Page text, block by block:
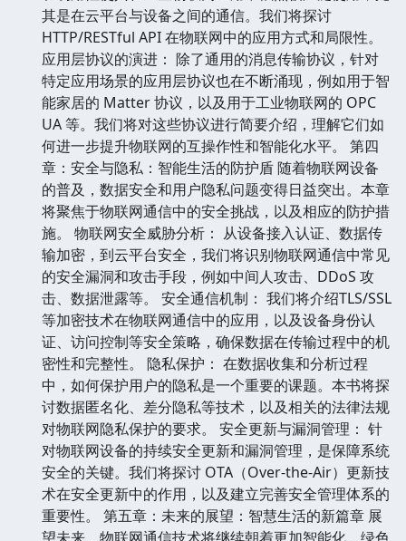
其是在云平台与设备之间的通信。我们将探讨
HTTP/RESTful API 在物联网中的应用方式和局限性。
应用层协议的演进： 除了通用的消息传输协议，针对
特定应用场景的应用层协议也在不断涌现，例如用于智
能家居的 Matter 协议，以及用于工业物联网的 OPC
UA 等。我们将对这些协议进行简要介绍，理解它们如
何进一步提升物联网的互操作性和智能化水平。 第四
章：安全与隐私：智能生活的防护盾 随着物联网设备
的普及，数据安全和用户隐私问题变得日益突出。本章
将聚焦于物联网通信中的安全挑战，以及相应的防护措
施。 物联网安全威胁分析： 从设备接入认证、数据传
输加密，到云平台安全，我们将识别物联网通信中常见
的安全漏洞和攻击手段，例如中间人攻击、DDoS 攻
击、数据泄露等。 安全通信机制： 我们将介绍TLS/SSL
等加密技术在物联网通信中的应用，以及设备身份认
证、访问控制等安全策略，确保数据在传输过程中的机
密性和完整性。 隐私保护： 在数据收集和分析过程
中，如何保护用户的隐私是一个重要的课题。本书将探
讨数据匿名化、差分隐私等技术，以及相关的法律法规
对物联网隐私保护的要求。 安全更新与漏洞管理： 针
对物联网设备的持续安全更新和漏洞管理，是保障系统
安全的关键。我们将探讨 OTA（Over-the-Air）更新技
术在安全更新中的作用，以及建立完善安全管理体系的
重要性。 第五章：未来的展望：智慧生活的新篇章 展